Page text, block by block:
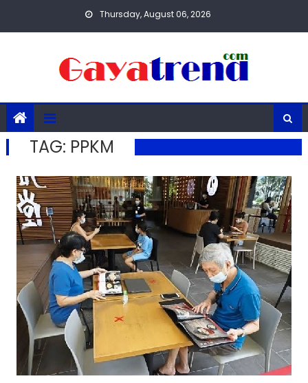
Thursday, August 06, 2026
TAG: PPKM